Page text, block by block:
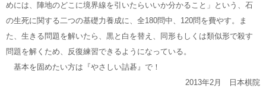
めには、陣地のどこに境界線を引いたらいいか分かること」という、石
の生死に関する二つの基礎力養成に、全180問中、120問を費やす。ま
た、生きる問題を解いたら、黒と白を替え、同形もしくは類似形で殺す
問題を解くため、反復練習できるようになっている。
基本を固めたい方は『やさしい詰碁』で！
2013年2月 日本棋院